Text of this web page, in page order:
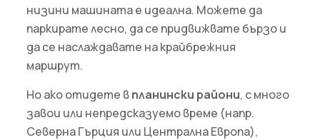
низини машината е идеална. Можете да
паркирате лесно, да се придвижвате бързо и
да се наслаждавате на крайбрежния
маршрут.
Но ако отидете впланински райони, с много
завои или непредсказуемо време (напр.
Северна Гърция или Централна Европа),